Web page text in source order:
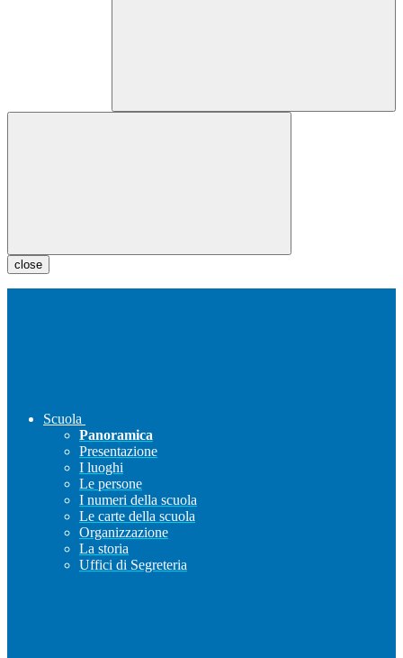
close
Scuola
Panoramica
Presentazione
I luoghi
Le persone
I numeri della scuola
Le carte della scuola
Organizzazione
La storia
Uffici di Segreteria